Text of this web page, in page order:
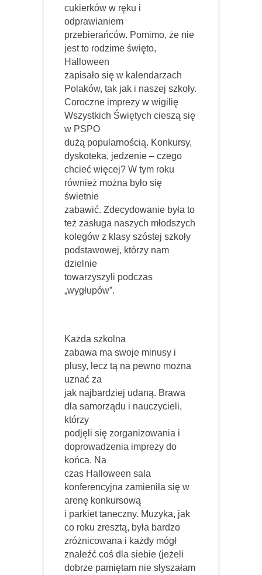
cukierków w ręku i
odprawianiem
przebierańców. Pomimo, że nie
jest to rodzime święto,
Halloween
zapisało się w kalendarzach
Polaków, tak jak i naszej szkoły.
Coroczne imprezy w wigilię
Wszystkich Świętych cieszą się
w PSPO
dużą popularnością. Konkursy,
dyskoteka, jedzenie – czego
chcieć więcej? W tym roku
również można było się
świetnie
zabawić. Zdecydowanie była to
też zasługa naszych młodszych
kolegów z klasy szóstej szkoły
podstawowej, którzy nam
dzielnie
towarzyszyli podczas
„wygłupów”.
Każda szkolna
zabawa ma swoje minusy i
plusy, lecz tą na pewno można
uznać za
jak najbardziej udaną. Brawa
dla samorządu i nauczycieli,
którzy
podjęli się zorganizowania i
doprowadzenia imprezy do
końca. Na
czas Halloween sala
konferencyjna zamieniła się w
arenę konkursową
i parkiet taneczny. Muzyka, jak
co roku zresztą, była bardzo
zróżnicowana i każdy mógł
znaleźć coś dla siebie (jeżeli
dobrze pamiętam nie słyszałam